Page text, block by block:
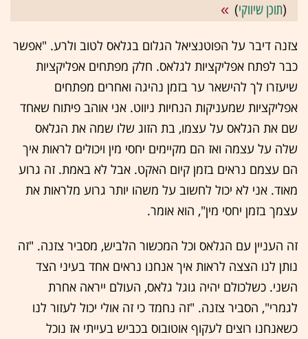
(תוכן שיווקי)
צזנה דיבר על הפוטנציאל הגלום בגלאס לטוב ולרע. "אפשר
כבר לפתח אפליקציות לגלאס. חלק מפתחים אפליקציות
שיעזרו לך להישאר ער בזמן נהיגה ואחרים מפתחים
אפליקציות שמעניקות הנחיות ניווט. אני אוהב פיתוח שאחד
שם את הגלאס על עצמו, בת הזוג שלו שמה את הגלאס
שלה על עצמה ואז הם מקיימים יחסי מין ויכולים לראות איך
הם עצמם נראים בזמן קיום האקט. אבל לא באמת. זה גרוע
מאוד. אני לא יכול לחשוב על משהו יותר גרוע מלראות את
עצמך בזמן יחסי מין", הוא אומר.
זה העניין עם הגלאס וכל המכשור הלביש, מסביר צזנה. "זה
נותן לנו הצצה לראות איך אנחנו נראים אחד בעיני הצד
השני. כשלכולם יהיה גוגל גלאס, העולם ייראה אחרת
לגמרי", הסביר צזנה. "זה נחמד כי זה אולי יכול לעזור לנו
כשאנחנו רוצים לעקוף אוטובוס בכביש בעייתי אז נוכל